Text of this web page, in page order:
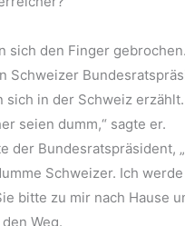
sich den Finger
sich in der Schweiz erzählt.
seien dumm,“ sagte er.
der Bundesratspräsident,
Schweizer. Ich
bitte zu mir nach Hause
Weg.